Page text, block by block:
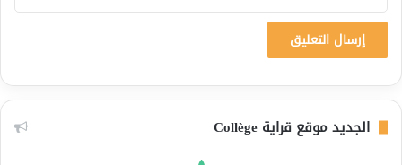
الجديد موقع قراية Collège